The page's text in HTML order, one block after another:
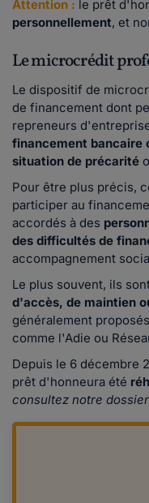
Attention : le prêt
personnellement, et
Le microcrédit
Le dispositif de
de financement dont
repreneurs
financement bancaire
situation de précarité
Pour être plus précis,
participer au
accordés à des
des difficultés de
accompagnement
Le plus souvent, ils
d'accès, de maintien
généralement
comme l'Adie ou
Depuis le 6 décembre
prêt d'honneura été
consultez notre